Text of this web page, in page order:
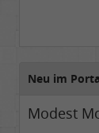
Neu im
Modest